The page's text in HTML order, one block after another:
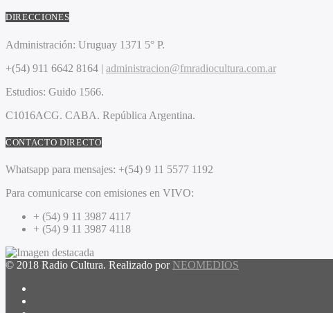
DIRECCIONES
Administración: Uruguay 1371 5° P.
+(54) 911 6642 8164 | administracion@fmradiocultura.com.ar
Estudios: Guido 1566.
C1016ACG. CABA. República Argentina.
CONTACTO DIRECTO
Whatsapp para mensajes: +(54) 9 11 5577 1192
Para comunicarse con emisiones en VIVO:
+ (54) 9 11 3987 4117
+ (54) 9 11 3987 4118
© 2018 Radio Cultura. Realizado por NEOMEDIOS